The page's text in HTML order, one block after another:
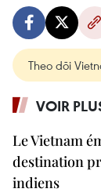
Theo dõi
VOIR
Le Vietnam
destination
indiens